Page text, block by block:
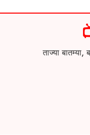
ताज्या